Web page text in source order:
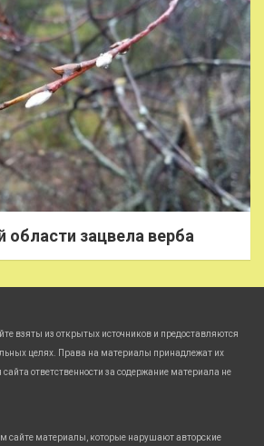
области зацвела верба
взяты из открытых источников и предоставляются
целях. Права на материалы принадлежат их
ответственности за содержание материала не
сайте материалы, которые нарушают авторские